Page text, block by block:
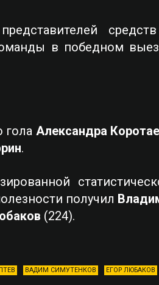
в победном
гола Александра
.
получил
(224).
ВАДИМ СИМУТЕНКОВ ЕГОР ЛЮБАКОВ